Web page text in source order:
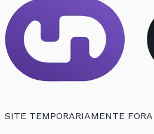
SITE TEMPORARIAMENTE FORA